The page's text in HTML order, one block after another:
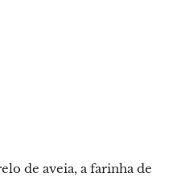
de aveia, a farinha de